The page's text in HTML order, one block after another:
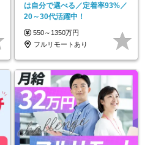
は自分で選べる／定着率93%／
20～30代活躍中！
550～1350万円
フルリモートあり